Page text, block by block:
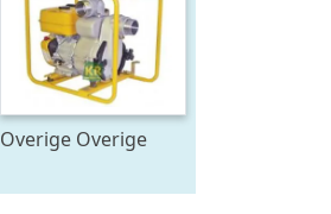
Overige Overige